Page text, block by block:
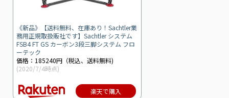
《新品》【送料無料、在庫あり！Sachtler業
務用正規取扱販社です】Sachtler システム
FSB4 FT GS カーボン3段三脚システム フロ
ーテック
価格：185240円（税込、送料無料)
(2020/7/4時点)
楽天で購入